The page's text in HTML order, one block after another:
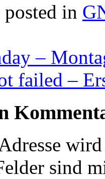
in
–
failed –
sind